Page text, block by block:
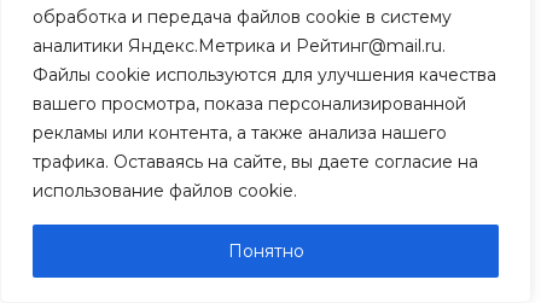
обработка и передача файлов cookie в систему
аналитики Яндекс.Метрика и Рейтинг@mail.ru.
Файлы cookie используются для улучшения качества
вашего просмотра, показа персонализированной
рекламы или контента, а также анализа нашего
трафика. Оставаясь на сайте, вы даете согласие на
использование файлов cookie.
Понятно
Лыбедской улице
07.08.2026